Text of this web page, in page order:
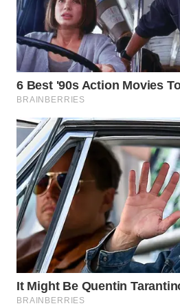
impactos das mordidas
cerebral do dinossauro.
Como os cientistas
conclusões?
interpretar as correlações
Os fósseis revelam padrões
constituem uma prova direta
disso, é provável que os
antes daredução das
A evolução não busca
apenas comvantagens
pequenos membros deixam
anatômicas, passando a
escolha evolutiva brilhante. O